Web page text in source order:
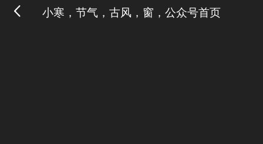
小寒，节气，古风，窗，公众号首页